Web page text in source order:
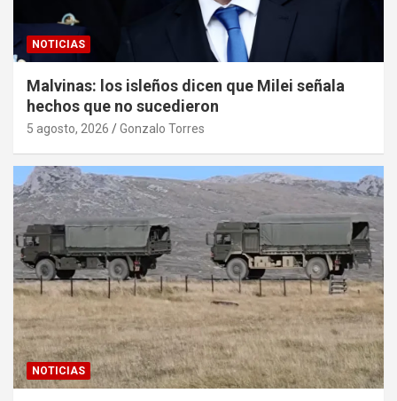
NOTICIAS
Malvinas: los isleños dicen que Milei señala
hechos que no sucedieron
5 agosto, 2026 Gonzalo Torres
NOTICIAS